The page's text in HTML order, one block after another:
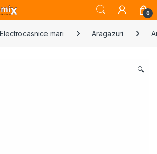
0
Electrocasnice mari Aragazuri
🔍